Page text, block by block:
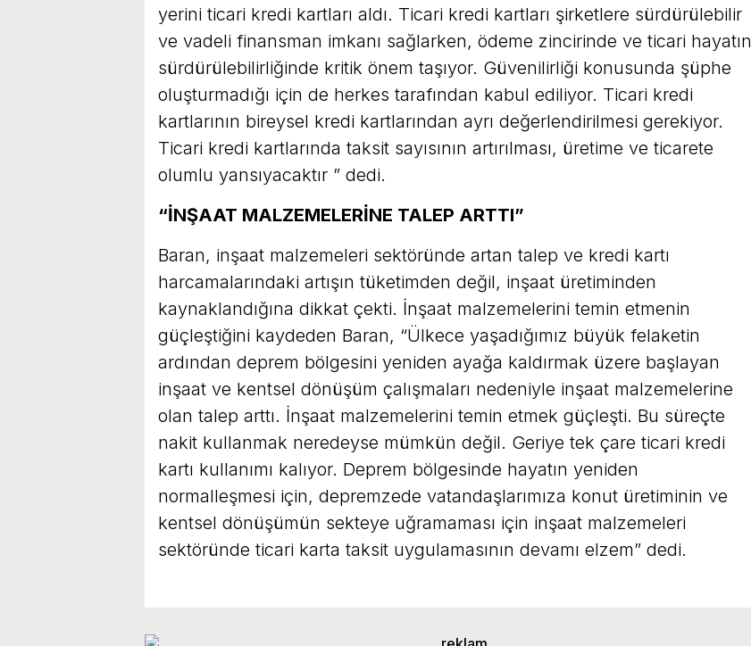
yerini ticari kredi kartları aldı. Ticari kredi kartları şirketlere sürdürülebilir
ve vadeli finansman imkanı sağlarken, ödeme zincirinde ve ticari hayatın
sürdürülebilirliğinde kritik önem taşıyor. Güvenilirliği konusunda şüphe
oluşturmadığı için de herkes tarafından kabul ediliyor. Ticari kredi
kartlarının bireysel kredi kartlarından ayrı değerlendirilmesi gerekiyor.
Ticari kredi kartlarında taksit sayısının artırılması, üretime ve ticarete
olumlu yansıyacaktır ” dedi.
“İNŞAAT MALZEMELERİNE TALEP ARTTI”
Baran, inşaat malzemeleri sektöründe artan talep ve kredi kartı
harcamalarındaki artışın tüketimden değil, inşaat üretiminden
kaynaklandığına dikkat çekti. İnşaat malzemelerini temin etmenin
güçleştiğini kaydeden Baran, “Ülkece yaşadığımız büyük felaketin
ardından deprem bölgesini yeniden ayağa kaldırmak üzere başlayan
inşaat ve kentsel dönüşüm çalışmaları nedeniyle inşaat malzemelerine
olan talep arttı. İnşaat malzemelerini temin etmek güçleşti. Bu süreçte
nakit kullanmak neredeyse mümkün değil. Geriye tek çare ticari kredi
kartı kullanımı kalıyor. Deprem bölgesinde hayatın yeniden
normalleşmesi için, depremzede vatandaşlarımıza konut üretiminin ve
kentsel dönüşümün sekteye uğramaması için inşaat malzemeleri
sektöründe ticari karta taksit uygulamasının devamı elzem” dedi.